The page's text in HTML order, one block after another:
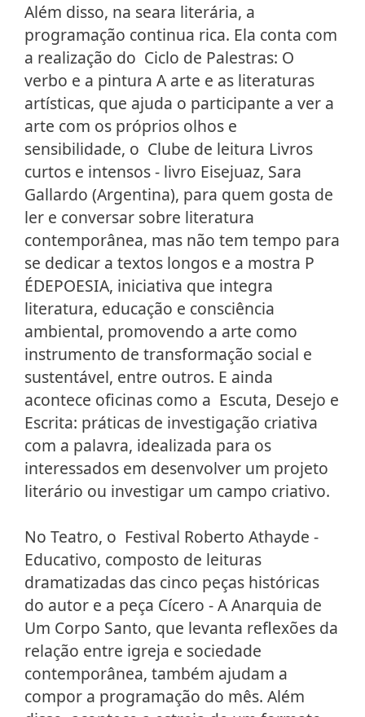
Além disso, na seara literária, a
programação continua rica. Ela conta com
a realização do Ciclo de Palestras: O
verbo e a pintura A arte e as literaturas
artísticas, que ajuda o participante a ver a
arte com os próprios olhos e
sensibilidade, o Clube de leitura Livros
curtos e intensos - livro Eisejuaz, Sara
Gallardo (Argentina), para quem gosta de
ler e conversar sobre literatura
contemporânea, mas não tem tempo para
se dedicar a textos longos e a mostra P
ÉDEPOESIA, iniciativa que integra
literatura, educação e consciência
ambiental, promovendo a arte como
instrumento de transformação social e
sustentável, entre outros. E ainda
acontece oficinas como a Escuta, Desejo e
Escrita: práticas de investigação criativa
com a palavra, idealizada para os
interessados em desenvolver um projeto
literário ou investigar um campo criativo.
No Teatro, o Festival Roberto Athayde -
Educativo, composto de leituras
dramatizadas das cinco peças históricas
do autor e a peça Cícero - A Anarquia de
Um Corpo Santo, que levanta reflexões da
relação entre igreja e sociedade
contemporânea, também ajudam a
compor a programação do mês. Além